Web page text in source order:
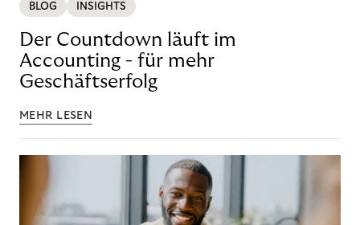
BLOG INSIGHTS
Der Countdown läuft im
Accounting - für mehr
Geschäftserfolg
MEHR LESEN